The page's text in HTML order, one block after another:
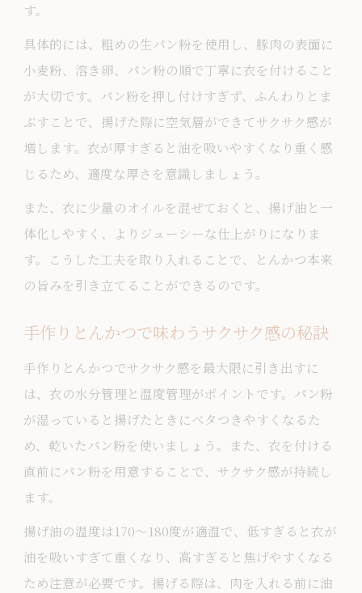
す。
具体的には、粗めの生パン粉を使用し、豚肉の表面に
小麦粉、溶き卵、パン粉の順で丁寧に衣を付けること
が大切です。パン粉を押し付けすぎず、ふんわりとま
ぶすことで、揚げた際に空気層ができてサクサク感が
増します。衣が厚すぎると油を吸いやすくなり重く感
じるため、適度な厚さを意識しましょう。
また、衣に少量のオイルを混ぜておくと、揚げ油と一
体化しやすく、よりジューシーな仕上がりになりま
す。こうした工夫を取り入れることで、とんかつ本来
の旨みを引き立てることができるのです。
手作りとんかつで味わうサクサク感の秘訣
手作りとんかつでサクサク感を最大限に引き出すに
は、衣の水分管理と温度管理がポイントです。パン粉
が湿っていると揚げたときにベタつきやすくなるた
め、乾いたパン粉を使いましょう。また、衣を付ける
直前にパン粉を用意することで、サクサク感が持続し
ます。
揚げ油の温度は170〜180度が適温で、低すぎると衣が
油を吸いすぎて重くなり、高すぎると焦げやすくなる
ため注意が必要です。揚げる際は、肉を入れる前に油